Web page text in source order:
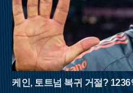
공원의 비경을 고스란히 간직한
돋보이는 산이다. 대야산의 여
과 선유동계곡이다. 오랜 세월
폭포는 보는 것만으로도 청량
덕형이 사랑했던 선유동계곡은
부드러움과 골산의 거친 매력을
의 반전미를 보여준다.영남의
케인, 토트넘 복귀 거절?